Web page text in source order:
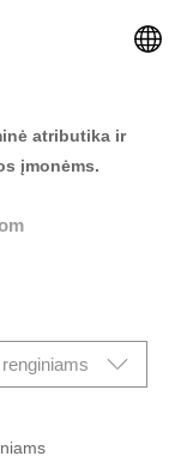
atributika ir
įmonėms.